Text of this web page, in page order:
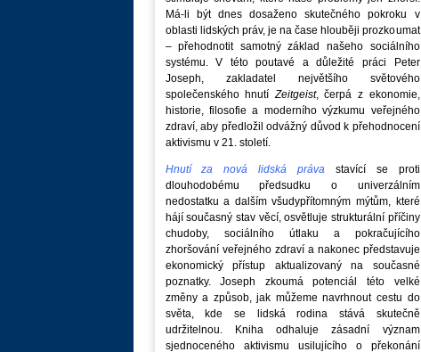
Má-li být dnes dosaženo skutečného pokroku v
oblasti lidských práv, je na čase hlouběji prozkoumat
– přehodnotit samotný základ našeho sociálního
systému. V této poutavé a důležité práci Peter
Joseph, zakladatel největšího světového
společenského hnutí Zeitgeist, čerpá z ekonomie,
historie, filosofie a moderního výzkumu veřejného
zdraví, aby předložil odvážný důvod k přehodnocení
aktivismu v 21. století.
Hnutí za nová lidská práva stavící se proti
dlouhodobému předsudku o univerzálním
nedostatku a dalším všudypřítomným mýtům, které
hájí současný stav věcí, osvětluje strukturální příčiny
chudoby, sociálního útlaku a pokračujícího
zhoršování veřejného zdraví a nakonec představuje
ekonomický přístup aktualizovaný na současné
poznatky. Joseph zkoumá potenciál této velké
změny a způsob, jak můžeme navrhnout cestu do
světa, kde se lidská rodina stává skutečně
udržitelnou. Kniha odhaluje zásadní význam
sjednoceného aktivismu usilujícího o překonání